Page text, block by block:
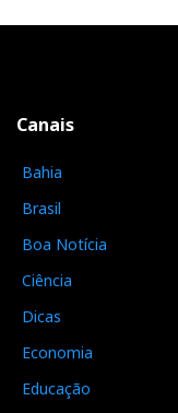
Canais
Bahia
Brasil
Boa Notícia
Ciência
Dicas
Economia
Educação